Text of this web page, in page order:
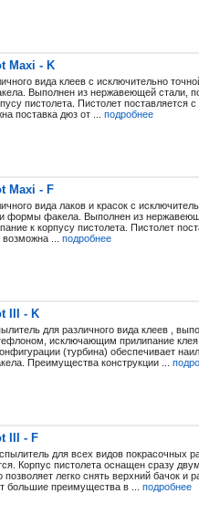
Maxi - K
вида клеев с исключительно
Выполнен из нержавеющей стали,
пистолета. Пистолет поставляется
поставка дюз от ... подробнее
Maxi - F
вида лаков и красок с
формы факела. Выполнен из
к корпусу пистолета. Пистолет
... подробнее
III - K
для различного вида клеев ,
исключающим прилипание клея
(турбина) обеспечивает
Преимущества конструкции ...
III - F
для всех видов покрасочных
Корпус пистолета оснащен сразу
легко снять верхний бачок и
большие преимущества в ... подробнее